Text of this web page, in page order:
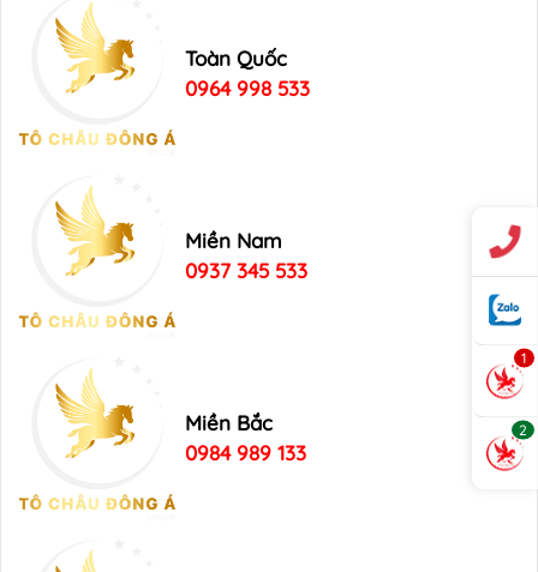
Toàn Quốc
0964 998 533
Miền Nam
0937 345 533
Miền Bắc
0984 989 133
1
2